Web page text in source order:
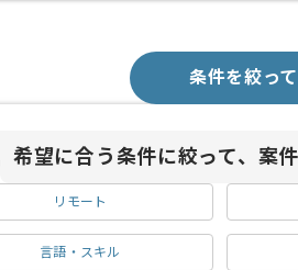
条件を絞っ
希望に合う条件に絞って、案
リモート
言語・スキル